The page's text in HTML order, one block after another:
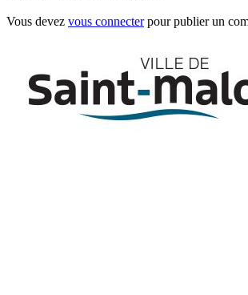
Vous devez vous connecterpour publier un